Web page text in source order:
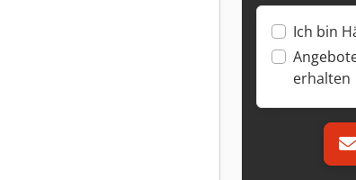
Ich bin
erhalten